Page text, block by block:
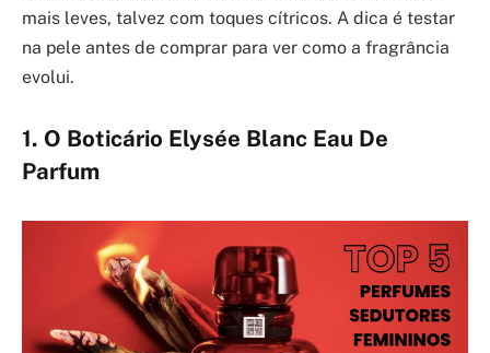
mais leves, talvez com toques cítricos. A dica é testar
na pele antes de comprar para ver como a fragrância
evolui.
1. O Boticário Elysée Blanc Eau De
Parfum